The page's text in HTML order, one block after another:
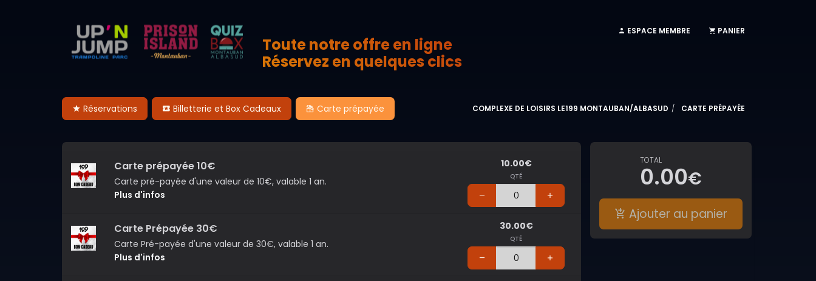
ESPACE MEMBRE PANIER
Toute notre offre en ligne
Réservez en quelques clics
Réservations Billetterie et Box Cadeaux Carte prépayée COMPLEXE DE LOISIRS LE199 MONTAUBAN/ALBASUD CARTE PRÉPAYÉE
Carte prépayée 10€
Carte pré-payée d'une valeur de 10€, valable 1 an.
Plus d'infos
10.00€
QTÉ
Carte Prépayée 30€
Carte Pré-payée d'une valeur de 30€, valable 1 an.
Plus d'infos
30.00€
QTÉ
Ajouter au panier
TOTAL
0.00€